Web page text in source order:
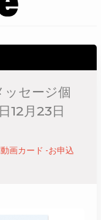
ッセージ個
12月23日
画カード -お申込